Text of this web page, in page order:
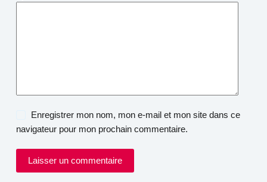
Enregistrer mon nom, mon e-mail et mon site dans ce
navigateur pour mon prochain commentaire.
Laisser un commentaire